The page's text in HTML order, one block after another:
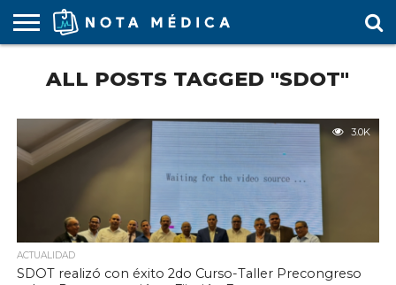
MÉDICA
ARS
ARTÍCULO
ACTUALIDAD
COLEGIO
MÉDICO
COVID-
19
EDUCACIÓN
MÉDICA
ESTUDIANTES
FARMACÉUTICAS
GUBERNAMENTAL
HOSPITALES
Y CLÍNICAS
MARKETING
MÉDICO
RESIDENTES
SALUD
LABORAL
SOCIEDADES
MÉDICAS
TURISMO
MÉDICO
VÍDEOS
ALL POSTS TAGGED "SDOT"
3.0K
ACTUALIDAD
SDOT realizó con éxito 2do Curso-Taller Precongreso